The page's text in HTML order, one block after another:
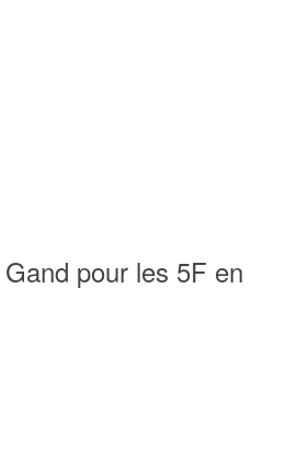
pour les 5F en